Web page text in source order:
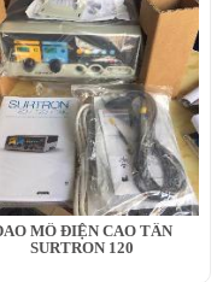
MỔ ĐIỆN CAO TẦN
SURTRON 120